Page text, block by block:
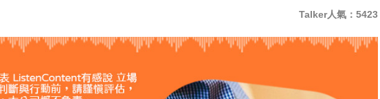
Talker人氣：5423